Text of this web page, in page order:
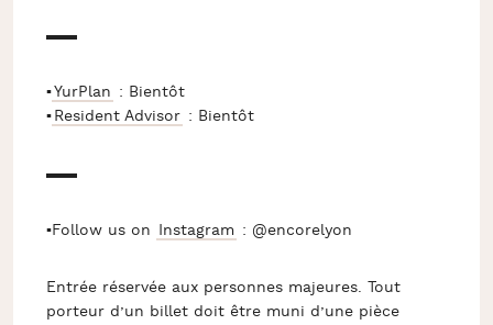
▬▬
▪YurPlan : Bientôt
▪Resident Advisor : Bientôt
▬▬
▪Follow us on Instagram : @encorelyon
Entrée réservée aux personnes majeures. Tout
porteur d’un billet doit être muni d’une pièce